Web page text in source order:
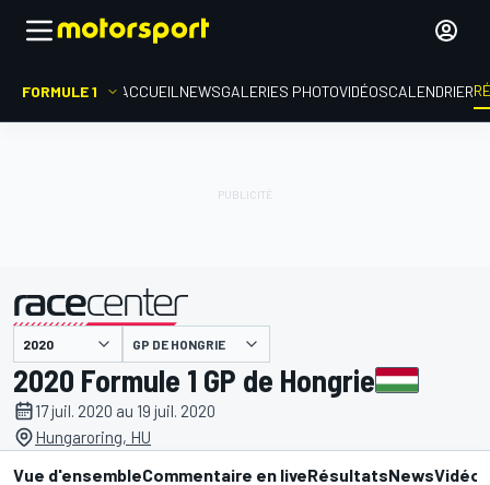
FORMULE 1 ACCUEIL NEWSGALERIES PHOTOVIDÉOSCALENDRIER
présenté par GP DE HONGRIE
2020 Formule 1 GP de Hongrie
17 juil. 2020 au 19 juil. 2020
Hungaroring, HU
Vue d'ensembleCommentaire en liveRésultatsNewsVidéos